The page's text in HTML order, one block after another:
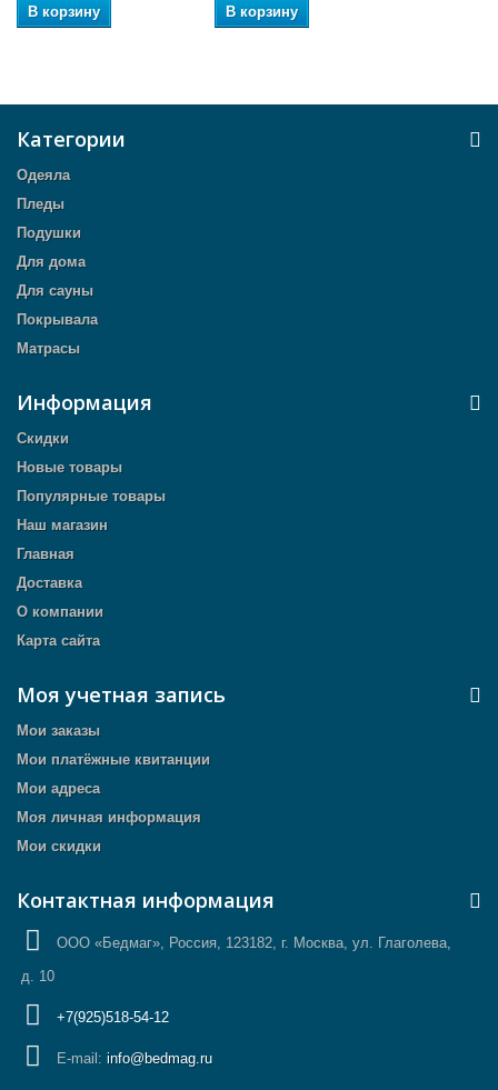
В корзину В корзину
Категории
Одеяла
Пледы
Подушки
Для дома
Для сауны
Покрывала
Матрасы
Информация
Скидки
Новые товары
Популярные товары
Наш магазин
Главная
Доставка
О компании
Карта сайта
Моя учетная запись
Мои заказы
Мои платёжные квитанции
Мои адреса
Моя личная информация
Мои скидки
Контактная информация
ООО «Бедмаг», Россия, 123182, г. Москва, ул. Глаголева,
д. 10
+7(925)518-54-12
E-mail: info@bedmag.ru